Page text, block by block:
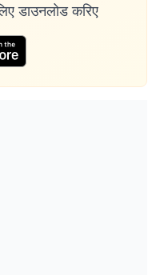
डाउनलोड करिए